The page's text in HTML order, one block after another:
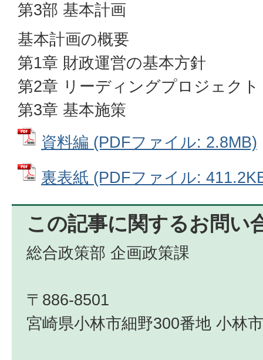
第3部 基本計画
基本計画の概要
第1章 財政運営の基本方針
第2章 リーディングプロジェクト
第3章 基本施策
資料編 (PDFファイル: 2.8MB)
裏表紙 (PDFファイル:
この記事に関するお問い
総合政策部 企画政策課
〒886-8501
宮崎県小林市細野300番地 小林